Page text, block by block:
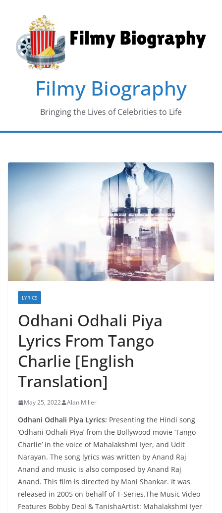
content
Filmy Biography
Bringing the Lives of Celebrities to Life
LYRICS
Odhani Odhali Piya
Lyrics From Tango
Charlie [English
Translation]
May 25, 2022 Alan Miller
Odhani Odhali Piya Lyrics: Presenting the Hindi song
‘Odhani Odhali Piya’ from the Bollywood movie ‘Tango
Charlie’ in the voice of Mahalakshmi Iyer, and Udit
Narayan. The song lyrics was written by Anand Raj
Anand and music is also composed by Anand Raj
Anand. This film is directed by Mani Shankar. It was
released in 2005 on behalf of T-Series.The Music Video
Features Bobby Deol & TanishaArtist: Mahalakshmi Iyer